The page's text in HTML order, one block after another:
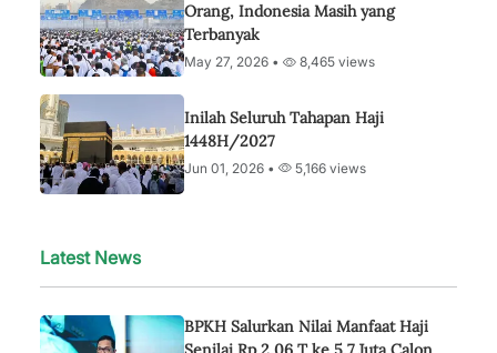
Orang, Indonesia Masih yang
Terbanyak
May 27, 2026 • 8,465 views
Inilah Seluruh Tahapan Haji
1448H/2027
Jun 01, 2026 • 5,166 views
Latest News
BPKH Salurkan Nilai Manfaat Haji